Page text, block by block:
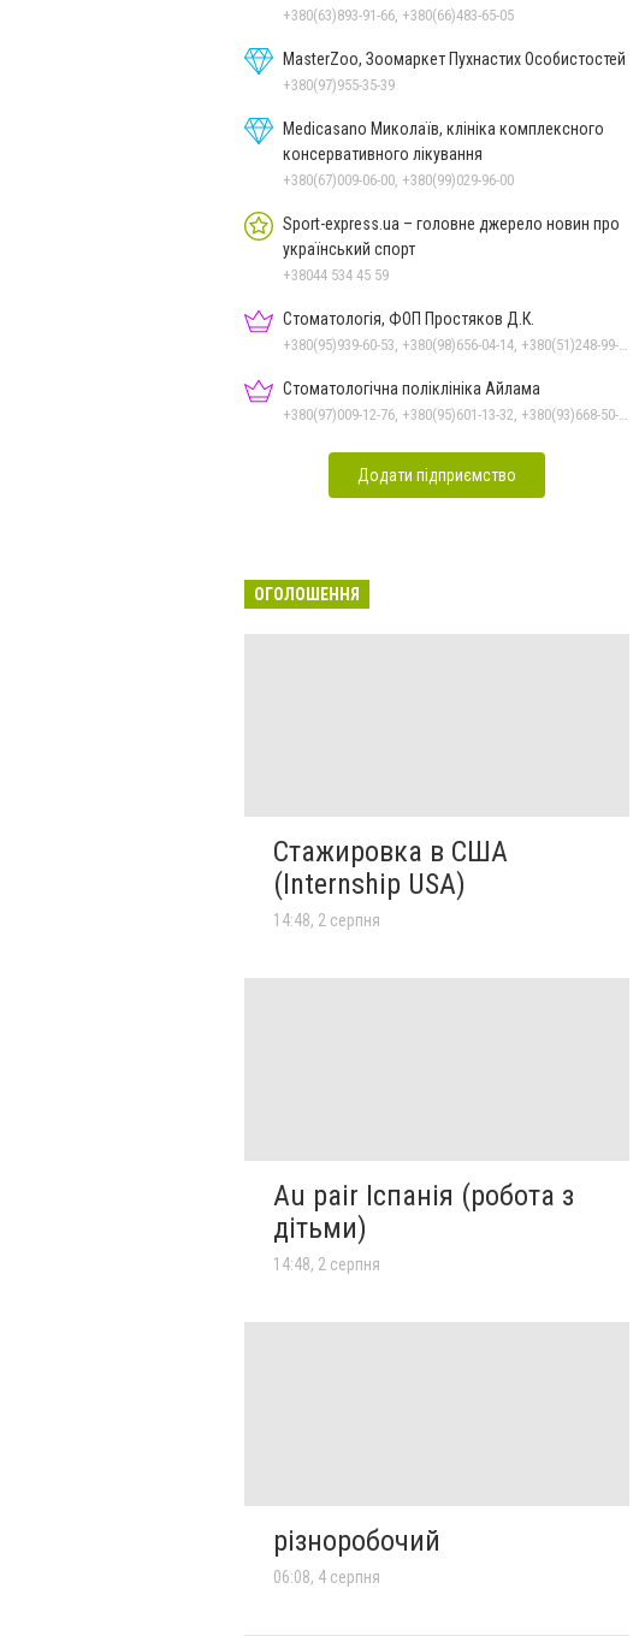
+380(63)893-91-66, +380(66)483-65-05
MasterZoo, Зоомаркет Пухнастих Особистостей
+380(97)955-35-39
Medicasano Миколаїв, клініка комплексного
консервативного лікування
+380(67)009-06-00, +380(99)029-96-00
Sport-express.ua – головне джерело новин про
український спорт
+38044 534 45 59
Стоматологія, ФОП Простяков Д.К.
Стоматологічна поліклініка Айлама
Додати підприємство
ОГОЛОШЕННЯ
Стажировка в США
(Internship USA)
14:48, 2 серпня
Au pair Іспанія (робота з
дітьми)
14:48, 2 серпня
різноробочий
06:08, 4 серпня